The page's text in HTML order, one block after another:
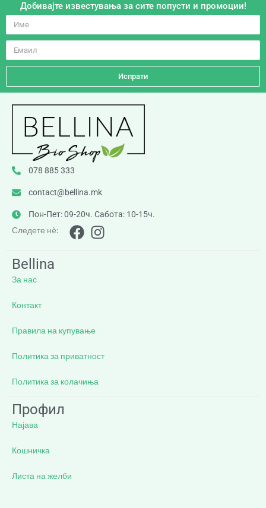
Добивајте известувања за сите попусти и промоции!
Испрати
078 885 333
contact@bellina.mk
Пон-Пет: 09-20ч. Сабота: 10-15ч.
Следете нè:
Bellina
За нас
Контакт
Правила на купување
Политика за приватност
Политика за колачиња
Профил
Најава
Кошничка
Листа на желби